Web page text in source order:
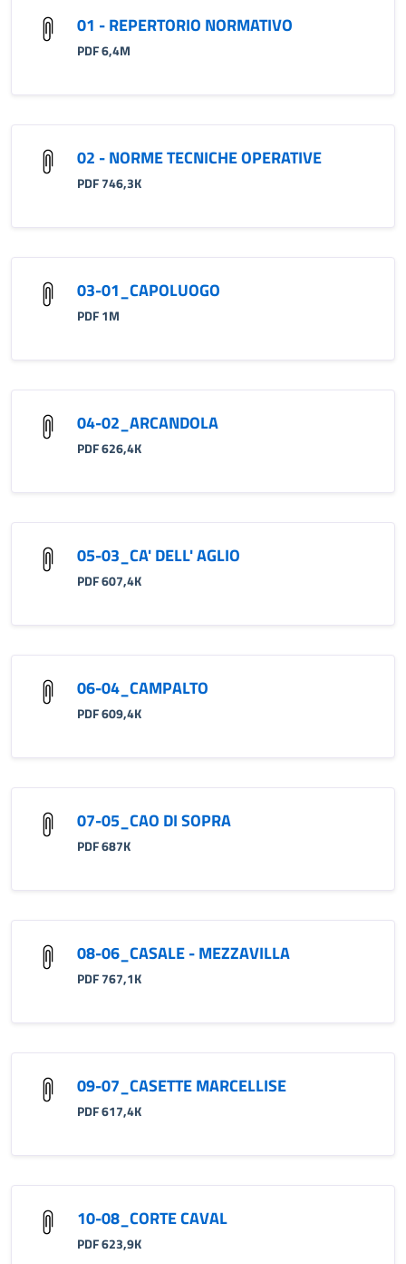
01 - REPERTORIO NORMATIVO
PDF 6,4M
02 - NORME TECNICHE OPERATIVE
PDF 746,3K
03-01_CAPOLUOGO
PDF 1M
04-02_ARCANDOLA
PDF 626,4K
05-03_CA' DELL' AGLIO
PDF 607,4K
06-04_CAMPALTO
PDF 609,4K
07-05_CAO DI SOPRA
PDF 687K
08-06_CASALE - MEZZAVILLA
PDF 767,1K
09-07_CASETTE MARCELLISE
PDF 617,4K
10-08_CORTE CAVAL
PDF 623,9K